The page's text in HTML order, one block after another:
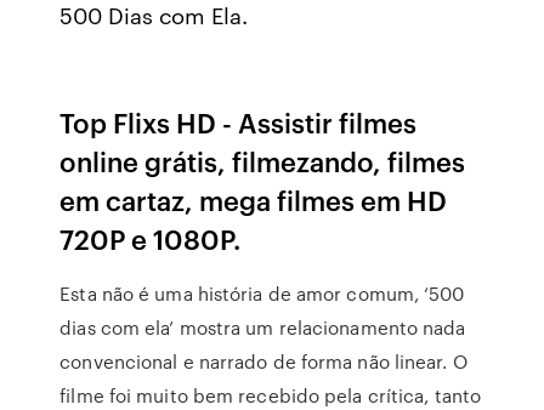
500 Dias com Ela.
Top Flixs HD - Assistir filmes
online grátis, filmezando, filmes
em cartaz, mega filmes em HD
720P e 1080P.
Esta não é uma história de amor comum, ‘500
dias com ela’ mostra um relacionamento nada
convencional e narrado de forma não linear. O
filme foi muito bem recebido pela crítica, tanto